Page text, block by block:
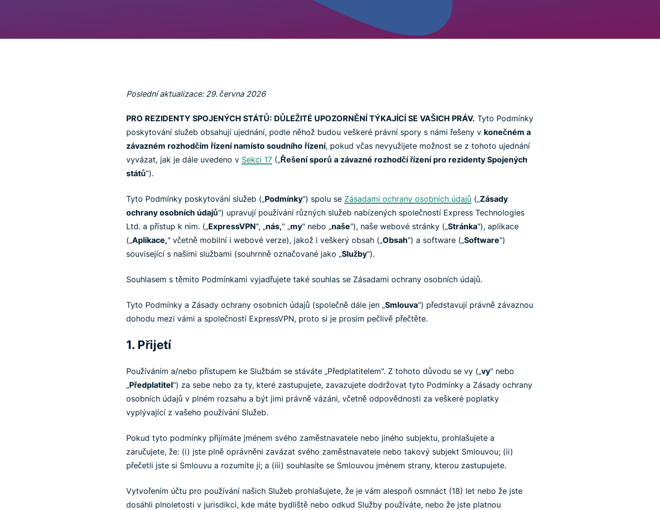
vám dá
znalosti a
identity,
nástrojů pro
odstranění
dat
Poslední aktualizace: 29. června 2026
PRO REZIDENTY SPOJENÝCH STÁTŮ: DŮLEŽITÉ UPOZORNĚNÍ TÝKAJÍCÍ SE VAŠICH PRÁV. Tyto Podmínky
poskytování služeb obsahují ujednání, podle něhož budou veškeré právní spory s námi řešeny v konečném a
závazném rozhodčím řízení namísto soudního řízení, pokud včas nevyužijete možnost se z tohoto ujednání
vyvázat, jak je dále uvedeno v Sekci 17 („Řešení sporů a závazné rozhodčí řízení pro rezidenty Spojených
států“).
Tyto Podmínky poskytování služeb („Podmínky") spolu se Zásadami ochrany osobních údajů („Zásady
ochrany osobních údajů") upravují používání různých služeb nabízených společností Express Technologies
Ltd. a přístup k nim. („ExpressVPN", „nás," „my" nebo „naše"), naše webové stránky („Stránka"), aplikace
(„Aplikace," včetně mobilní i webové verze), jakož i veškerý obsah („Obsah") a software („Software")
související s našimi službami (souhrnně označované jako „Služby").
Souhlasem s těmito Podmínkami vyjadřujete také souhlas se Zásadami ochrany osobních údajů.
Tyto Podmínky a Zásady ochrany osobních údajů (společně dále jen „Smlouva") představují právně závaznou
dohodu mezi vámi a společností ExpressVPN, proto si je prosím pečlivě přečtěte.
1. Přijetí
Používáním a/nebo přístupem ke Službám se stáváte „Předplatitelem". Z tohoto důvodu se vy („vy" nebo
„Předplatitel") za sebe nebo za ty, které zastupujete, zavazujete dodržovat tyto Podmínky a Zásady ochrany
osobních údajů v plném rozsahu a být jimi právně vázáni, včetně odpovědnosti za veškeré poplatky
vyplývající z vašeho používání Služeb.
Pokud tyto podmínky přijímáte jménem svého zaměstnavatele nebo jiného subjektu, prohlašujete a
zaručujete, že: (i) jste plně oprávněni zavázat svého zaměstnavatele nebo takový subjekt Smlouvou; (ii)
přečetli jste si Smlouvu a rozumíte jí; a (iii) souhlasíte se Smlouvou jménem strany, kterou zastupujete.
Vytvořením účtu pro používání našich Služeb prohlašujete, že je vám alespoň osmnáct (18) let nebo že jste
dosáhli plnoletosti v jurisdikci, kde máte bydliště nebo odkud Služby používáte, nebo že jste platnou